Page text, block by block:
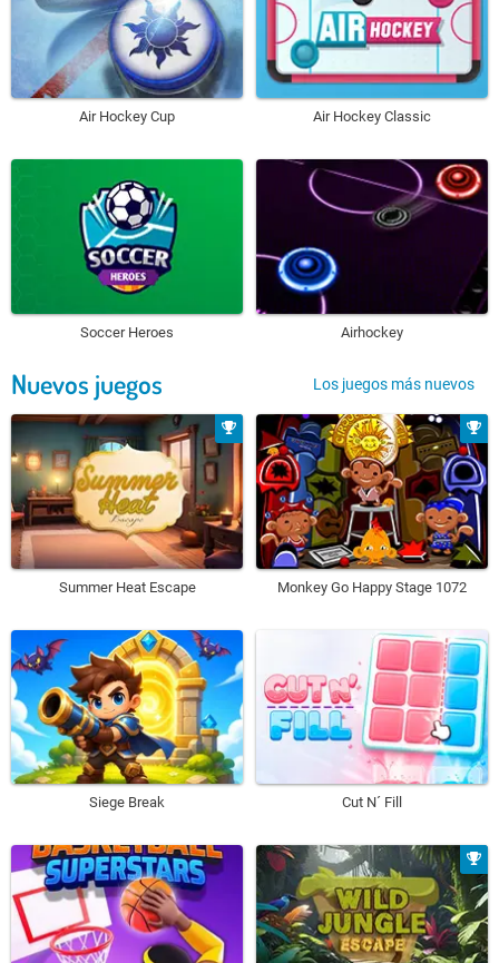
Air Hockey Cup Air Hockey Classic
Soccer Heroes Airhockey
Nuevos juegos Los juegos más nuevos
Summer Heat Escape Monkey Go Happy Stage 1072
Siege Break Cut N´ Fill